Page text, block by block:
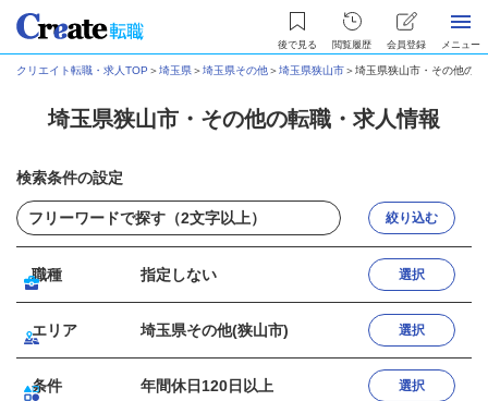
後で見る 閲覧履歴 会員登録 メニュー
クリエイト転職・求人TOP ＞埼玉県＞埼玉県その他＞埼玉県狭山市＞埼玉県狭山市・その他の
埼玉県狭山市・その他の転職・求人情報
検索条件の設定
絞り込む
職種 指定しない 選択
エリア 埼玉県その他(狭山市) 選択
条件 年間休日120日以上 選択